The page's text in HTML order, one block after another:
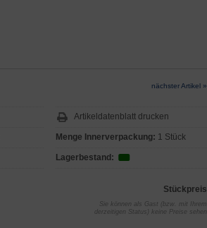
nächster Artikel »
Artikeldatenblatt drucken
Menge Innerverpackung: 1 Stück
Lagerbestand:
Stückpreis
Sie können als Gast (bzw. mit Ihrem
derzeitigen Status) keine Preise sehen